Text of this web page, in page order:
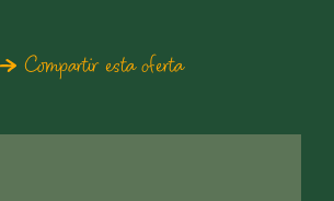
Compartir esta oferta